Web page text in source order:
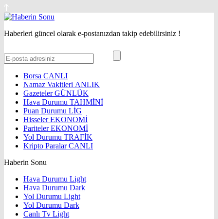
Haberleri güncel olarak e-postanızdan takip edebilirsiniz !
Borsa CANLI
Namaz Vakitleri ANLIK
GazetelerGÜNLÜK
Hava Durumu TAHMİNİ
Puan Durumu LİG
HisselerEKONOMİ
ParitelerEKONOMİ
Yol Durumu TRAFİK
Kripto ParalarCANLI
Haberin Sonu
Hava Durumu Light
Hava Durumu Dark
Yol Durumu Light
Yol Durumu Dark
Canlı Tv Light